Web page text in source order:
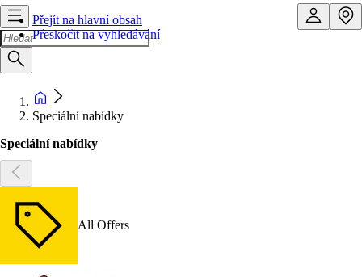
Přejít na hlavní obsah
Přeskočit na vyhledávání
Speciální nabídky
Speciální nabídky
All Offers